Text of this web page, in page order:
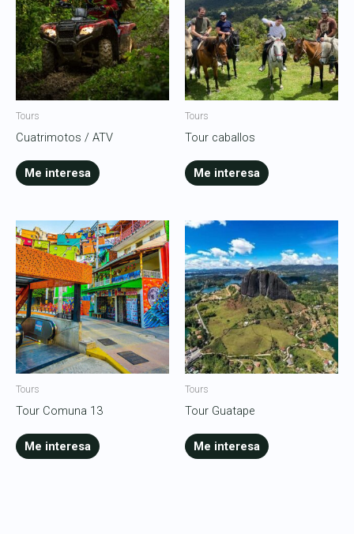
Tours
Cuatrimotos / ATV
Me interesa
Tours
Tour caballos
Me interesa
Tours
Tour Comuna 13
Me interesa
Tours
Tour Guatape
Me interesa